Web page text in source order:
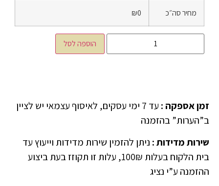
מחיר סה״כ ₪0
הוספה לסל
זמן אספקה :
עד 7 ימי עסקים, לאיסוף עצמאי יש לציין
ב”הערות” בהזמנה
שירות מדידות: ניתן להזמין שירות מדידות וייעוץ עד
בית הלקוח בעלות 100₪, עלות זו תקוזז בעת ביצוע
ההזמנה ע”י נציג